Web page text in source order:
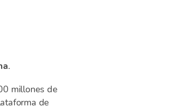
.
millones de
de